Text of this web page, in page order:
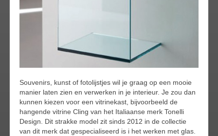
Souvenirs, kunst of fotolijstjes wil je graag op een mooie
manier laten zien en verwerken in je interieur. Je zou dan
kunnen kiezen voor een vitrinekast, bijvoorbeeld de
hangende vitrine Cling van het Italiaanse merk Tonelli
Design. Dit strakke model zit sinds 2012 in de collectie
van dit merk dat gespecialiseerd is i het werken met glas.